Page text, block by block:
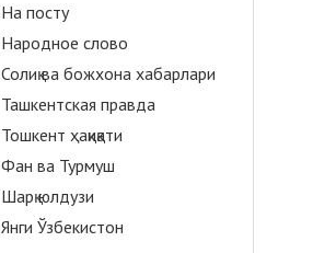
На посту
Народное слово
Солиқ ва божхона хабарлари
Ташкентская правда
Тошкент ҳақиқати
Фан ва Турмуш
Шарқ юлдузи
Янги Ўзбекистон